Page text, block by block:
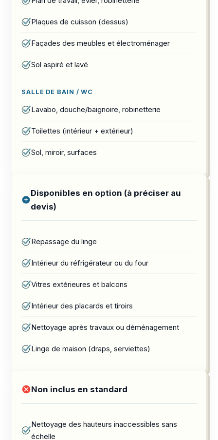
Plaques de cuisson (dessus)
Façades des meubles et électroménager
Sol aspiré et lavé
SALLE DE BAIN / WC
Lavabo, douche/baignoire, robinetterie
Toilettes (intérieur + extérieur)
Sol, miroir, surfaces
Disponibles en option (à préciser au
devis)
Repassage du linge
Intérieur du réfrigérateur ou du four
Vitres extérieures et balcons
Intérieur des placards et tiroirs
Nettoyage après travaux ou déménagement
Linge de maison (draps, serviettes)
Non inclus en standard
Nettoyage des hauteurs inaccessibles sans
échelle